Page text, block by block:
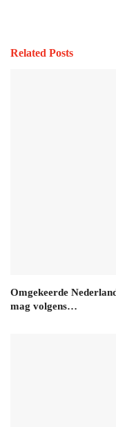
Related Posts
Omgekeerde
mag volgens…